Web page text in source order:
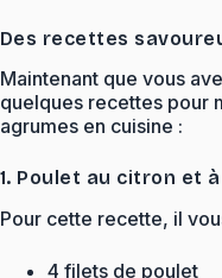
Des recettes
Maintenant que vous
quelques recettes pour
agrumes en cuisine :
1. Poulet au citron et à
Pour cette recette, il
4 filets de poulet